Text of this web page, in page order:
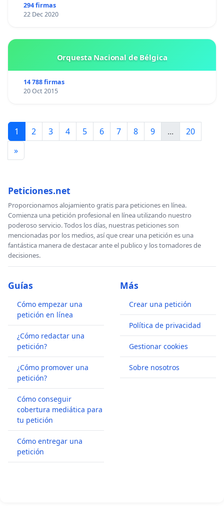
294 firmas
22 Dec 2020
Orquesta Nacional de Bélgica
14 788 firmas
20 Oct 2015
1 2 3 4 5 6 7 8 9 ...
20
»
Peticiones.net
Proporcionamos alojamiento gratis para peticiones en línea.
Comienza una petición profesional en línea utilizando nuestro
poderoso servicio. Todos los días, nuestras peticiones son
mencionadas por los medios, así que crear una petición es una
fantástica manera de destacar ante el publico y los tomadores de
decisiones.
Guías
Cómo empezar una
petición en línea
¿Cómo redactar una
petición?
¿Cómo promover una
petición?
Cómo conseguir
cobertura mediática para
tu petición
Cómo entregar una
petición
Más
Crear una petición
Política de privacidad
Gestionar cookies
Sobre nosotros